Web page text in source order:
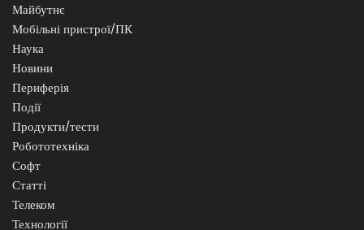
Майбутнє
Мобільні пристрої/ПК
Наука
Новини
Периферія
Події
Продукти/тести
Робототехніка
Софт
Статті
Телеком
Технології